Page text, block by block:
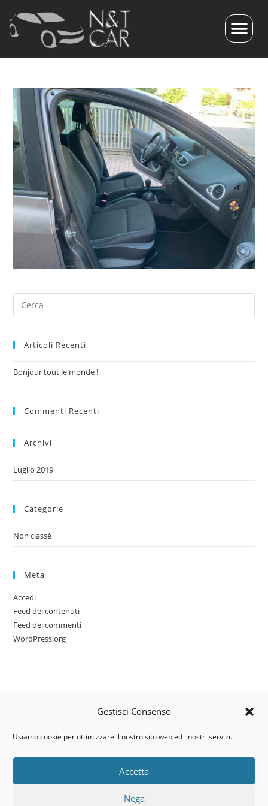
Gestisci Consenso
Usiamo cookie per ottimizzare il nostro sito web ed i nostri servizi.
Accetta
Nega
Articoli Recenti
Bonjour tout le monde !
Commenti Recenti
Archivi
Luglio 2019
Categorie
Non classé
Meta
Accedi
Feed dei contenuti
Feed dei commenti
WordPress.org
Via dell’artigianato, 14 – 31030